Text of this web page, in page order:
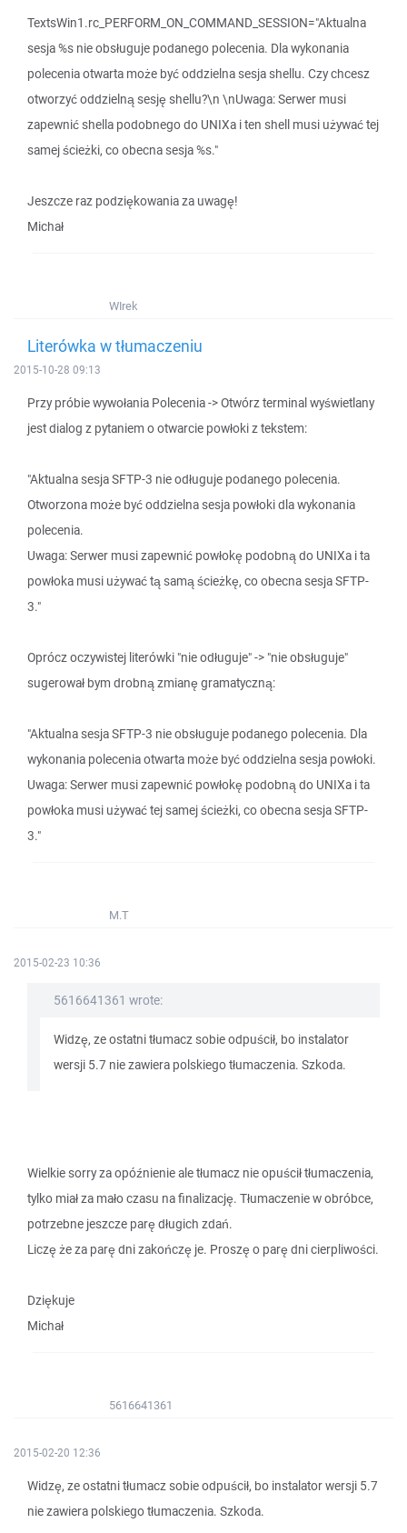
TextsWin1.rc_PERFORM_ON_COMMAND_SESSION="Aktualna
sesja %s nie obsługuje podanego polecenia. Dla wykonania
polecenia otwarta może być oddzielna sesja shellu. Czy chcesz
otworzyć oddzielną sesję shellu?\n \nUwaga: Serwer musi
zapewnić shella podobnego do UNIXa i ten shell musi używać tej
samej ścieżki, co obecna sesja %s."
Jeszcze raz podziękowania za uwagę!
Michał
WIrek
Literówka w tłumaczeniu
2015-10-28 09:13
Przy próbie wywołania Polecenia -> Otwórz terminal wyświetlany
jest dialog z pytaniem o otwarcie powłoki z tekstem:
"Aktualna sesja SFTP-3 nie odługuje podanego polecenia.
Otworzona może być oddzielna sesja powłoki dla wykonania
polecenia.
Uwaga: Serwer musi zapewnić powłokę podobną do UNIXa i ta
powłoka musi używać tą samą ścieżkę, co obecna sesja SFTP-
3."
Oprócz oczywistej literówki "nie odługuje" -> "nie obsługuje"
sugerował bym drobną zmianę gramatyczną:
"Aktualna sesja SFTP-3 nie obsługuje podanego polecenia. Dla
wykonania polecenia otwarta może być oddzielna sesja powłoki.
Uwaga: Serwer musi zapewnić powłokę podobną do UNIXa i ta
powłoka musi używać tej samej ścieżki, co obecna sesja SFTP-
3."
M.T
2015-02-23 10:36
5616641361 wrote:
Widzę, ze ostatni tłumacz sobie odpuścił, bo instalator
wersji 5.7 nie zawiera polskiego tłumaczenia. Szkoda.
Wielkie sorry za opóźnienie ale tłumacz nie opuścił tłumaczenia,
tylko miał za mało czasu na finalizację. Tłumaczenie w obróbce,
potrzebne jeszcze parę długich zdań.
Liczę że za parę dni zakończę je. Proszę o parę dni cierpliwości.
Dziękuje
Michał
5616641361
2015-02-20 12:36
Widzę, ze ostatni tłumacz sobie odpuścił, bo instalator wersji 5.7
nie zawiera polskiego tłumaczenia. Szkoda.